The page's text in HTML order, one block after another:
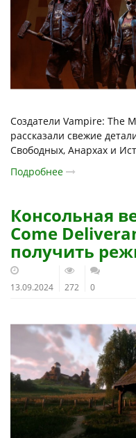
Создатели Vampire: The
рассказали свежие
Свободных, Анархах и
Подробнее
Консольная
Come
получить
13.09.2024 272 0